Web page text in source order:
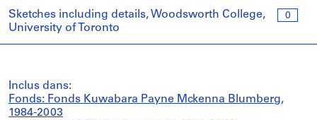
0
Sketches including details, Woodsworth College,
University of Toronto
Inclus dans:
Fonds: Fonds Kuwabara Payne Mckenna Blumberg,
1984-2003